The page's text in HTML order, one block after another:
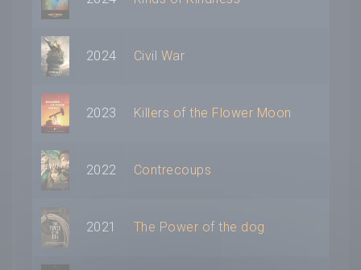
2024 Civil War
2023 Killers of the Flower Moon
2022 Contrecoups
2021 The Power of the dog